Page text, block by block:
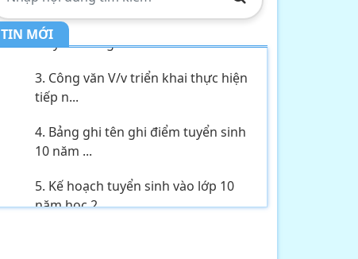
TIN MỚI
2. Kế hoạch Thực hiện mô hình
truyền thông ...
tiếp n...
10 năm ...
năm học 2...